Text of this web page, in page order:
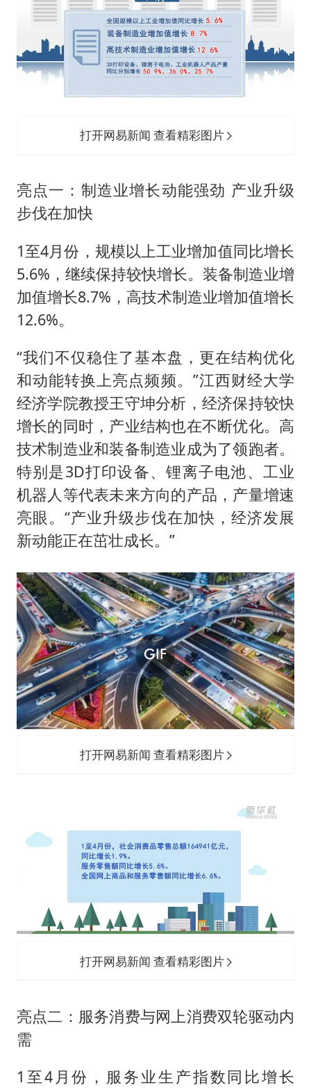
打开网易新闻 查看精彩图片
亮点一：制造业增长动能强劲 产业升级
步伐在加快
1至4月份，规模以上工业增加值同比增长
5.6%，继续保持较快增长。装备制造业增
加值增长8.7%，高技术制造业增加值增长
12.6%。
“我们不仅稳住了基本盘，更在结构优化
和动能转换上亮点频频。”江西财经大学
经济学院教授王守坤分析，经济保持较快
增长的同时，产业结构也在不断优化。高
技术制造业和装备制造业成为了领跑者。
特别是3D打印设备、锂离子电池、工业
机器人等代表未来方向的产品，产量增速
亮眼。“产业升级步伐在加快，经济发展
新动能正在茁壮成长。”
打开网易新闻 查看精彩图片
打开网易新闻 查看精彩图片
亮点二：服务消费与网上消费双轮驱动内
需
1至4月份，服务业生产指数同比增长